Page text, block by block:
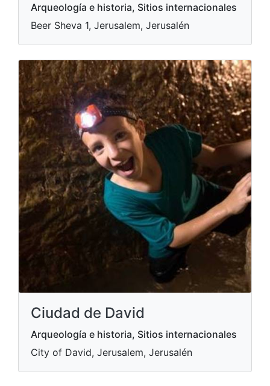
Arqueología e historia, Sitios internacionales
Beer Sheva 1, Jerusalem, Jerusalén
Ciudad de David
Arqueología e historia, Sitios internacionales
City of David, Jerusalem, Jerusalén